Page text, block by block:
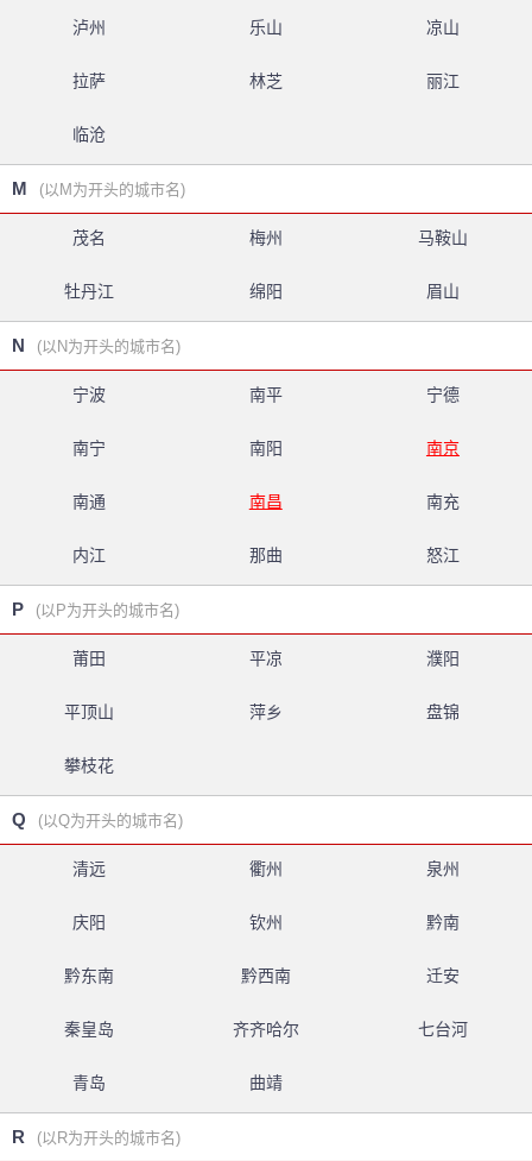
泸州 乐山 凉山
拉萨 林芝 丽江
临沧
M (以M为开头的城市名)
茂名 梅州 马鞍山
牡丹江 绵阳 眉山
N (以N为开头的城市名)
宁波 南平 宁德
南宁 南阳 南京
南通 南昌 南充
内江 那曲 怒江
P (以P为开头的城市名)
莆田 平凉 濮阳
平顶山 萍乡 盘锦
攀枝花
Q (以Q为开头的城市名)
清远 衢州 泉州
庆阳 钦州 黔南
黔东南 黔西南 迁安
秦皇岛 齐齐哈尔 七台河
青岛 曲靖
R (以R为开头的城市名)